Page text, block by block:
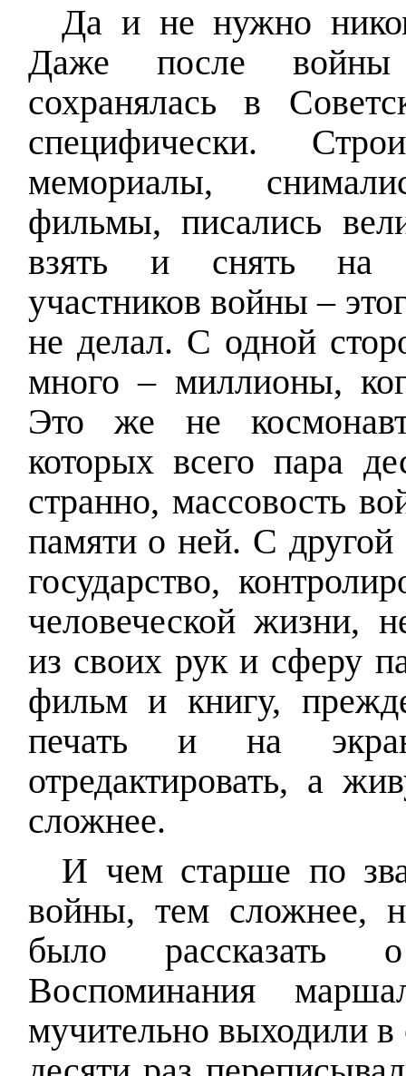
Да и не нужно
Даже после
сохранялась в
специфически.
мемориалы,
фильмы, писались
взять и снять на
участников войны –
не делал. С одной
много – миллионы,
Это же не
которых всего пара
странно, массовость
памяти о ней. С другой
государство,
человеческой жизни,
из своих рук и сферу
фильм и книгу,
печать и на
отредактировать, а
сложнее.
И чем старше по
войны, тем сложнее,
было рассказать
Воспоминания
мучительно выходили в